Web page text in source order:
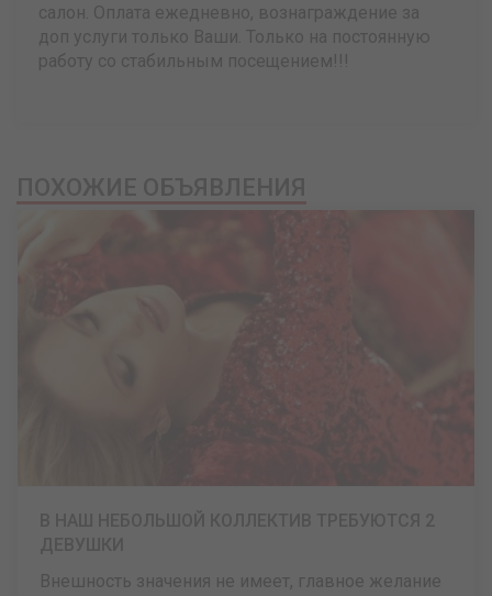
салон. Оплата ежедневно, вознаграждение за
доп услуги только Ваши. Только на постоянную
работу со стабильным посещением!!!
Внешность значения не имеет, главное желание